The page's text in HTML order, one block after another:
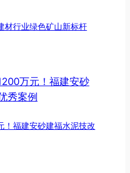
材行业绿色矿山新标杆
！福建安砂建福水泥技改